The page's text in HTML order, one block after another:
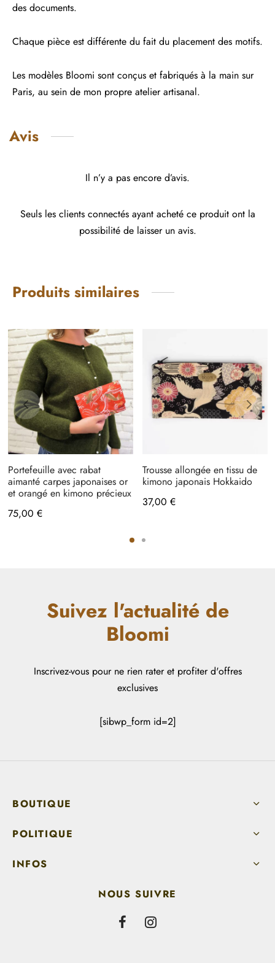
des documents.
Chaque pièce est différente du fait du placement des motifs.
Les modèles Bloomi sont conçus et fabriqués à la main sur
Paris, au sein de mon propre atelier artisanal.
Avis
Il n’y a pas encore d’avis.
Seuls les clients connectés ayant acheté ce produit ont la
possibilité de laisser un avis.
Produits similaires
Portefeuille avec rabat
aimanté carpes japonaises or
et orangé en kimono précieux
75,00 €
Trousse allongée en tissu de
kimono japonais Hokkaido
37,00 €
Suivez l'actualité de
Bloomi
Inscrivez-vous pour ne rien rater et profiter d'offres
exclusives
[sibwp_form id=2]
BOUTIQUE
POLITIQUE
INFOS
NOUS SUIVRE